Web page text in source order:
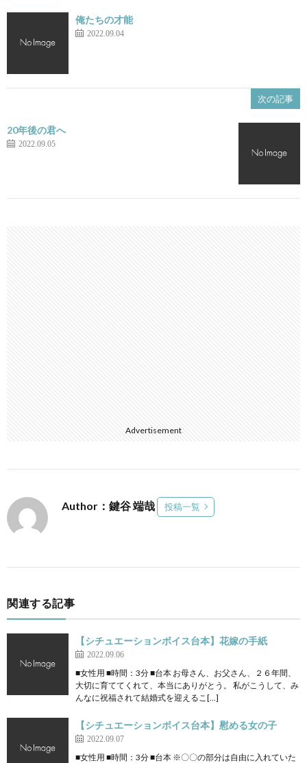
俺たちの才能
2022.09.04
次の記事
20年後の君へ
2022.09.05
Advertisement
Author：鍵谷 端哉 投稿一覧
関連する記事
【シチュエーションボイス台本】花嫁の手紙
2022.09.06
■女性用 ■時間：3分 ■台本 お母さん、お父さん、２６年間、
大切に育ててくれて、本当にありがとう。 私がこうして、み
んなに祝福されて結婚式を迎えるこ[…]
【シチュエーションボイス台本】慰める女の子
2022.09.07
■女性用 ■時間：3分 ■台本 ※〇〇の部分は自由に入れていた